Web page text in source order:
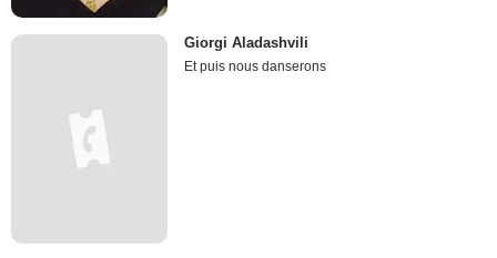
Giorgi Aladashvili
Et puis nous danserons